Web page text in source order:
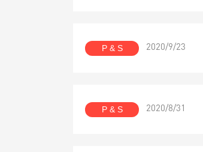
P & S 2020/9/23
P & S 2020/8/31